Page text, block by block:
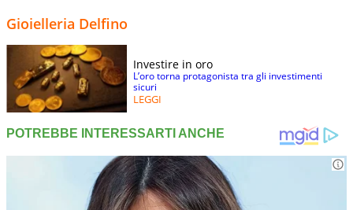
Gioielleria Delfino
Investire in oro
L’oro torna protagonista tra gli investimenti
sicuri
LEGGI